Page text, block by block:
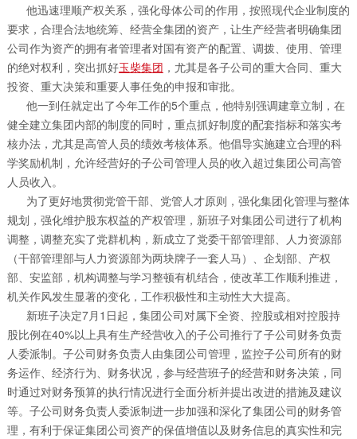
他迅速理顺产权关系，强化母体公司的作用，按照现代企业制度的
要求，合理合法地统筹、经营全集团的资产，让生产经营者明确集团
公司作为资产的拥有者管理者对国有资产的配置、调拨、使用、管理
的绝对权利，突出抓好玉柴集团 ，尤其是各子公司的重大合同、重大
投资、重大决策和重要人事任免的申报和审批。
他一到任就定出了今年工作的5个重点，他特别强调建章立制，在
健全建立集团内部的制度的同时，重点抓好制度的配套指标和落实考
核办法，尤其是高管人员的绩效考核体系。他倡导实施建立合理的科
学奖励机制，允许经营好的子公司管理人员的收入超过集团公司高管
人员收入。
为了更好地贯彻党管干部、党管人才原则，强化集团化管理与整体
规划，强化维护股东权益的产权管理，新班子对集团公司进行了机构
调整，调整充实了党群机构，新成立了党委干部管理部、人力资源部
（干部管理部与人力资源部为两块牌子一套人马）、企划部、产权
部、安监部，机构调整与学习整顿有机结合，使改革工作顺利推进，
机关作风发生显著的变化，工作积极性和主动性大大提高。
新班子决定7月1日起，集团公司对属下全资、控股或相对控股持
股比例在40%以上具有生产经营收入的子公司推行了子公司财务负责
人委派制。子公司财务负责人由集团公司管理，监控子公司所有的财
务运作、经济行为、财务状况，参与经营班子的经营和财务决策，同
时通过对财务预算的执行情况进行全面分析并提出改进的措施及建议
等。子公司财务负责人委派制进一步加强和深化了集团公司的财务管
理，有利于保证集团公司资产的保值增值以及财务信息的真实性和完